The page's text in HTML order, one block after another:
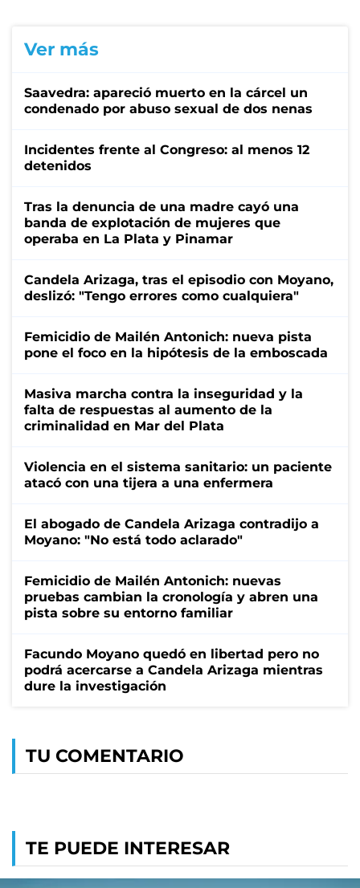
Ver más
Saavedra: apareció muerto en la cárcel un
condenado por abuso sexual de dos nenas
Incidentes frente al Congreso: al menos 12
detenidos
Tras la denuncia de una madre cayó una
banda de explotación de mujeres que
operaba en La Plata y Pinamar
Candela Arizaga, tras el episodio con Moyano,
deslizó: "Tengo errores como cualquiera"
Femicidio de Mailén Antonich: nueva pista
pone el foco en la hipótesis de la emboscada
Masiva marcha contra la inseguridad y la
falta de respuestas al aumento de la
criminalidad en Mar del Plata
Violencia en el sistema sanitario: un paciente
atacó con una tijera a una enfermera
El abogado de Candela Arizaga contradijo a
Moyano: "No está todo aclarado"
Femicidio de Mailén Antonich: nuevas
pruebas cambian la cronología y abren una
pista sobre su entorno familiar
Facundo Moyano quedó en libertad pero no
podrá acercarse a Candela Arizaga mientras
dure la investigación
TU COMENTARIO
TE PUEDE INTERESAR